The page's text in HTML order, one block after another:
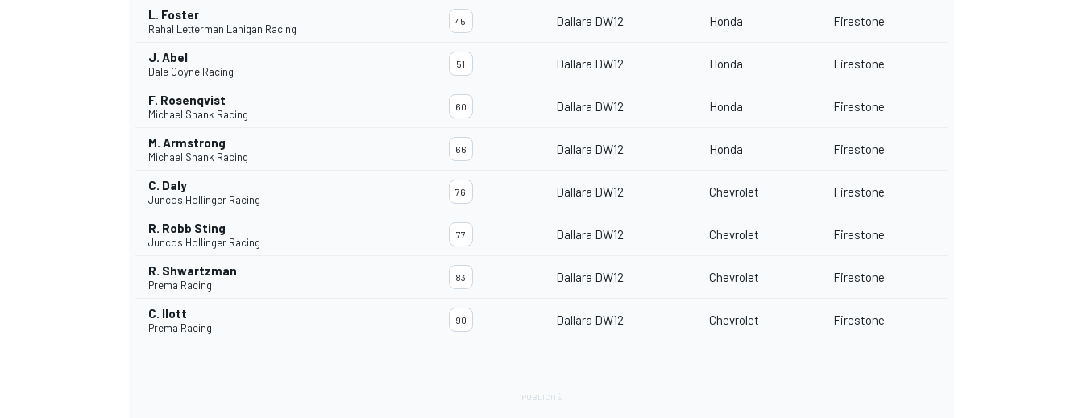
L. Foster
Rahal Letterman Lanigan Racing
45 Dallara DW12 Honda Firestone
J. Abel
Dale Coyne Racing
51 Dallara DW12 Honda Firestone
F. Rosenqvist
Michael Shank Racing
60 Dallara DW12 Honda Firestone
M. Armstrong
Michael Shank Racing
66 Dallara DW12 Honda Firestone
C. Daly
Juncos Hollinger Racing
76 Dallara DW12 Chevrolet Firestone
R. Robb Sting
Juncos Hollinger Racing
77 Dallara DW12 Chevrolet Firestone
R. Shwartzman
Prema Racing
83 Dallara DW12 Chevrolet Firestone
C. Ilott
Prema Racing
90 Dallara DW12 Chevrolet Firestone